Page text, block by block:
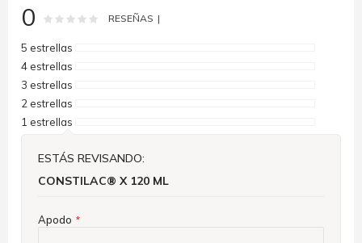
0 Rating: % of100
RESEÑAS
5 estrellas
4 estrellas
3 estrellas
2 estrellas
1 estrellas
ESTÁS REVISANDO:
CONSTILAC® X 120 ML
Apodo